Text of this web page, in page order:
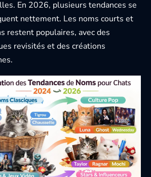
En 2026, plusieurs tendances se
nettement. Les noms courts et
restent populaires, avec des
revisités et des créations